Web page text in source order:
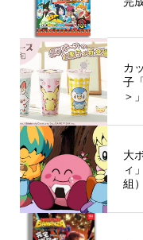
カ
子
＞
大
ィ
組